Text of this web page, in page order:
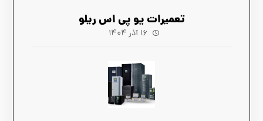
تعمیرات یو پی اس ریلو
۱۶ آذر ۱۴۰۴